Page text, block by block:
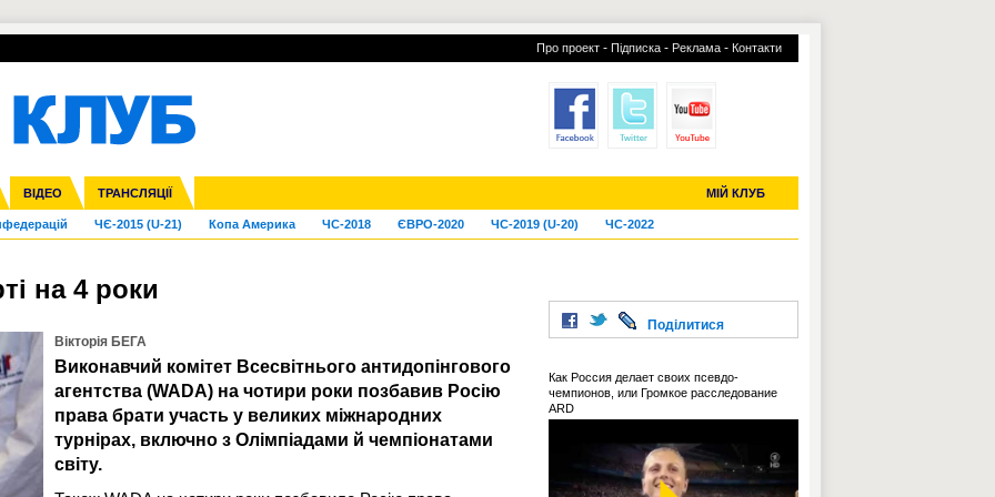
Про проект - Підписка - Реклама - Контакти
ВІДЕО ТРАНСЛЯЦІЇ МІЙ КЛУБ
ліга Кубок України Молодіжка
Ліга націй Ліга конференцій
Інші
ЧЄ-2015 (U-21) Копа Америка ЧС-2018 ЄВРО-2020 ЧС-2019 (U-20) ЧС-2022
УПЛ-ПЕРЕХОДИ УСІ ТРАНСФЕРИ
на 4 роки
Вікторія БЕГА
Виконавчий комітет Всесвітнього антидопінгового
агентства (WADA) на чотири роки позбавив Росію
права брати участь у великих міжнародних
турнірах, включно з Олімпіадами й чемпіонатами
світу.
Поділитися
Как Россия делает своих псевдо-
чемпионов, или Громкое расследование
ARD